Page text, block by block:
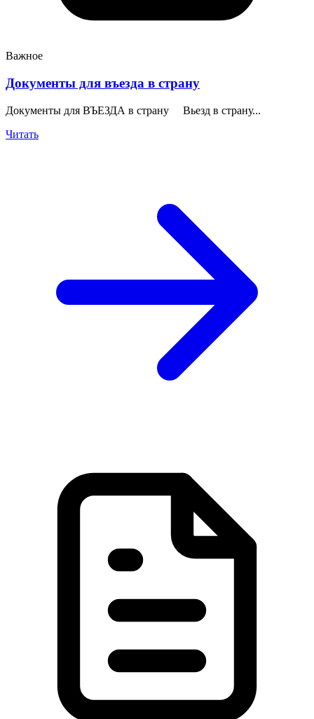
Важное
Документы для въезда в страну
Документы для ВЪЕЗДА в страну Вьезд в страну...
Читать